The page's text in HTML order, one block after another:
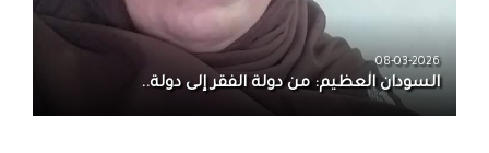
08-03-2026
السودان العظيم: من دولة الفقر إلى دولة..